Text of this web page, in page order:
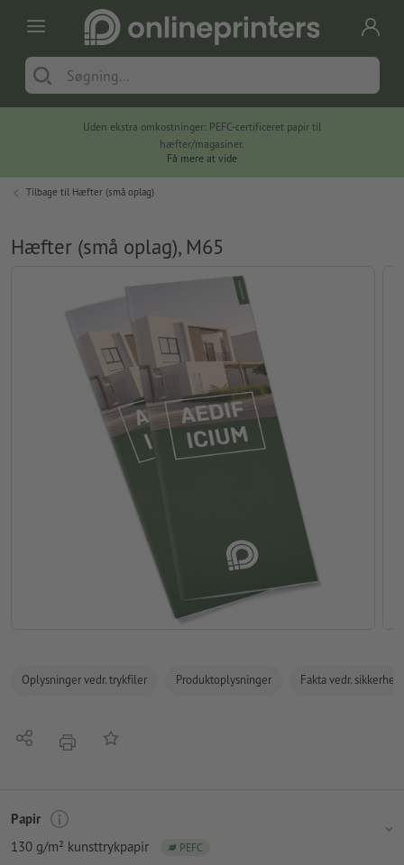
Uden ekstra omkostninger: PEFC-certificeret papir til
hæfter/magasiner.
Få mere at vide
Tilbage til Hæfter (små oplag)
Hæfter (små oplag), M65
Oplysninger vedr. trykfiler Produktoplysninger Fakta vedr.
Del tryk Tilføj til huskelisten
Papir
130 g/m² kunsttrykpapir
PEFC